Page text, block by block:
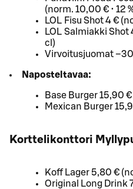
(norm. 10,00 € • 12
LOL Fisu Shot 4 €
LOL Salmiakki Shot
cl)
Virvoitusjuomat –30
Naposteltavaa:
Base Burger 15,90
Mexican Burger
Korttelikonttori
Koff Lager 5,80 €
Original Long Drink